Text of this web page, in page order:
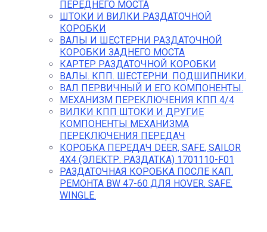
ПЕРЕДНЕГО МОСТА
ШТОКИ И ВИЛКИ РАЗДАТОЧНОЙ
КОРОБКИ
ВАЛЫ И ШЕСТЕРНИ РАЗДАТОЧНОЙ
КОРОБКИ ЗАДНЕГО МОСТА
КАРТЕР РАЗДАТОЧНОЙ КОРОБКИ
ВАЛЫ. КПП. ШЕСТЕРНИ. ПОДШИПНИКИ.
ВАЛ ПЕРВИЧНЫЙ И ЕГО КОМПОНЕНТЫ.
МЕХАНИЗМ ПЕРЕКЛЮЧЕНИЯ КПП 4/4
ВИЛКИ КПП ШТОКИ И ДРУГИЕ
КОМПОНЕНТЫ МЕХАНИЗМА
ПЕРЕКЛЮЧЕНИЯ ПЕРЕДАЧ
КОРОБКА ПЕРЕДАЧ DEER, SAFE, SAILOR
4Х4 (ЭЛЕКТР. РАЗДАТКА) 1701110-F01
РАЗДАТОЧНАЯ КОРОБКА ПОСЛЕ КАП.
РЕМОНТА BW 47-60 ДЛЯ HOVER. SAFE.
WINGLE.